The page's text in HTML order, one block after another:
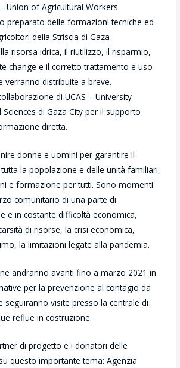
Union of Agricultural Workers
preparato delle formazioni tecniche ed
della Striscia di Gaza
risorsa idrica, il riutilizzo, il risparmio,
change e il corretto trattamento e uso
verranno distribuite a breve.
di UCAS – University
di Gaza City per il supporto
diretta.
donne e uomini per garantire il
la popolazione e delle unità familiari,
e formazione per tutti. Sono momenti
comunitario di una parte di
e in costante difficoltà economica,
di risorse, la crisi economica,
la limitazioni legate alla pandemia.
andranno avanti fino a marzo 2021 in
per la prevenzione al contagio da
seguiranno visite presso la centrale di
reflue in costruzione.
di progetto e i donatori delle
questo importante tema: Agenzia